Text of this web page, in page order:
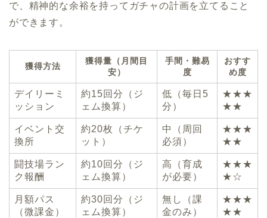
で、精神的な余裕を持ってガチャの計画を立てること
ができます。
獲得方法
獲得量（月間目
安）
手間・難易
度
おすす
め度
デイリーミ
ッション
約15回分（ジ
ェム換算）
低（毎日5
分）
★★★
★★
イベント交
換所
約20枚（チケ
ット）
中（周回
必須）
★★★
★★
闘技場ラン
ク報酬
約10回分（ジ
ェム換算）
高（育成
が必要）
★★★
★☆
月額パス
（微課金）
約30回分（ジ
ェム換算）
無し（課
金のみ）
★★★
★★